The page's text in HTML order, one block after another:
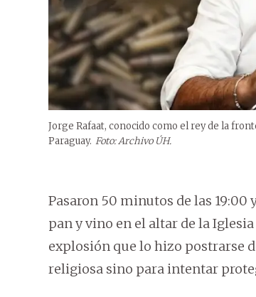
Jorge Rafaat, conocido como el rey de la
Paraguay. Foto: Archivo ÚH.
Pasaron 50 minutos de las 19:00
pan y vino en el altar de la
explosión que lo hizo postrarse
religiosa sino para intentar